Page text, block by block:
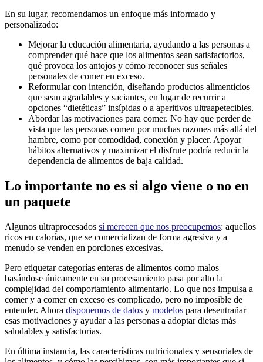
En su lugar, recomendamos un enfoque más informado y
personalizado:
Mejorar la educación alimentaria, ayudando a las personas a
comprender qué hace que los alimentos sean satisfactorios,
qué provoca los antojos y cómo reconocer sus señales
personales de comer en exceso.
Reformular con intención, diseñando productos alimenticios
que sean agradables y saciantes, en lugar de recurrir a
opciones “dietéticas” insípidas o a aperitivos ultraapetecibles.
Abordar las motivaciones para comer. No hay que perder de
vista que las personas comen por muchas razones más allá del
hambre, como por comodidad, conexión y placer. Apoyar
hábitos alternativos y maximizar el disfrute podría reducir la
dependencia de alimentos de baja calidad.
Lo importante no es si algo viene o no en
un paquete
Algunos ultraprocesados sí merecen que nos preocupemos: aquellos
ricos en calorías, que se comercializan de forma agresiva y a
menudo se venden en porciones excesivas.
Pero etiquetar categorías enteras de alimentos como malos
basándose únicamente en su procesamiento pasa por alto la
complejidad del comportamiento alimentario. Lo que nos impulsa a
comer y a comer en exceso es complicado, pero no imposible de
entender. Ahora disponemos de datos y modelos para desentrañar
esas motivaciones y ayudar a las personas a adoptar dietas más
saludables y satisfactorias.
En última instancia, las características nutricionales y sensoriales de